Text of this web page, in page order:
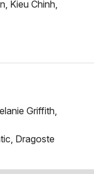
Kieu Chinh,
Griffith,
Dragoste